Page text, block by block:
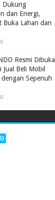
Dukung
dan Energi,
Buka Lahan dan
0
Resmi Dibuka
Beli Mobil
Sepenuh
0